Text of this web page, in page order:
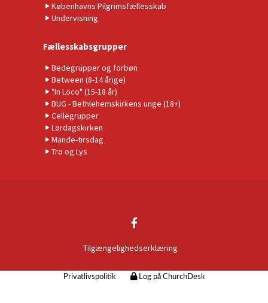
Københavns Pilgrimsfællesskab
Undervisning
Fællesskabsgrupper
Bedegrupper og forbøn
Between (8-14 årige)
"In Loco" (15-18 år)
BUG - Bethlehemskirkens unge (18+)
Cellegrupper
Lørdagskirken
Mande-tirsdag
Tro og Lys
Tilgængelighedserklæring
Privatlivspolitik Log på ChurchDesk